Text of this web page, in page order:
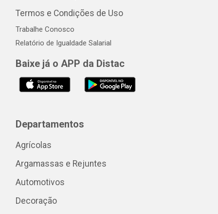
Termos e Condições de Uso
Trabalhe Conosco
Relatório de Igualdade Salarial
Baixe já o APP da Distac
Departamentos
Agrícolas
Argamassas e Rejuntes
Automotivos
Decoração